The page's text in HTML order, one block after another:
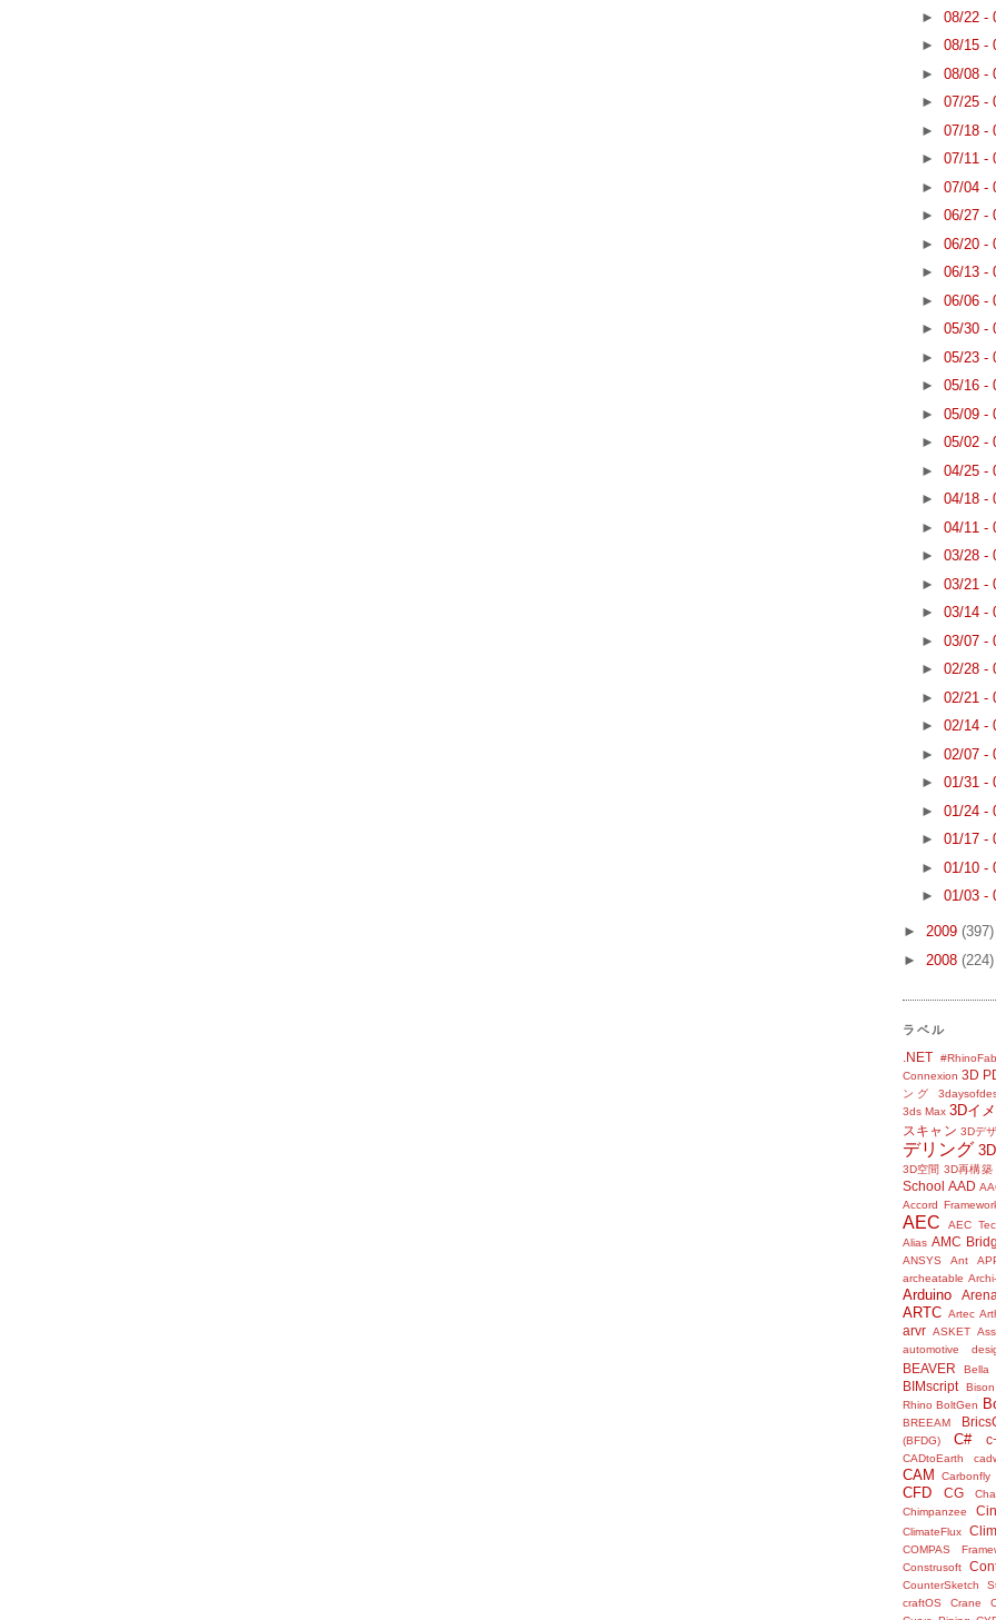
► 08/22 -
► 08/15 -
► 08/08 -
► 07/25 -
► 07/18 -
► 07/11 -
► 07/04 -
► 06/27 -
► 06/20 -
► 06/13 -
► 06/06 -
► 05/30 -
► 05/23 -
► 05/16 -
► 05/09 -
► 05/02 -
► 04/25 -
► 04/18 -
► 04/11 -
► 03/28 -
► 03/21 -
► 03/14 -
► 03/07 -
► 02/28 -
► 02/21 -
► 02/14 -
► 02/07 -
► 01/31 -
► 01/24 -
► 01/17 -
► 01/10 -
► 01/03 -
► 2009 (397)
► 2008 (224)
ラベル
.NET
Connexion 3D
ング
3ds Max 3Dイ
スキャン 3Dデ
デリング
3D空間 3D再構築
School AAD
Accord
AEC
AEC
Alias AMC
ANSYS Ant
archeatable
Arduino
ARTC Artec
arvr ASKET
automotive
BEAVER Bella
BIMscript
Bison
Rhino BoltGen
BREEAM
(BFDG) C#
CADtoEarth
CAM Carbonfly
CFD CG
Chimpanzee
ClimateFlux
COMPAS
Construsoft
CounterSketch
craftOS
Crane